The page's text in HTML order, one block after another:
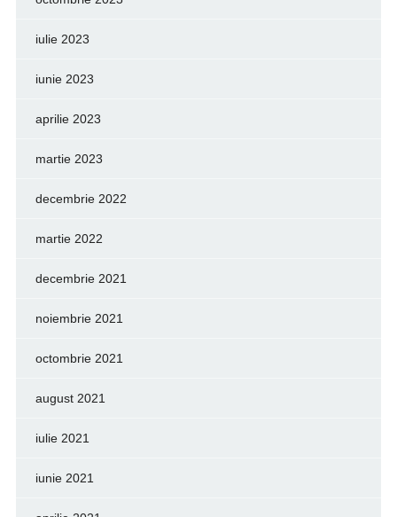
iulie 2023
iunie 2023
aprilie 2023
martie 2023
decembrie 2022
martie 2022
decembrie 2021
noiembrie 2021
octombrie 2021
august 2021
iulie 2021
iunie 2021